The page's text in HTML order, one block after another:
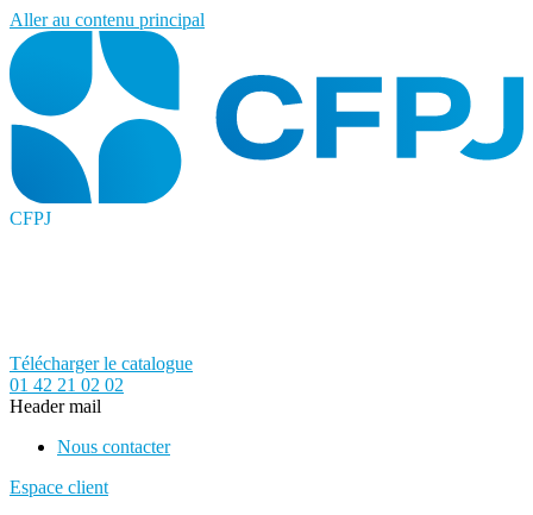
Aller au contenu principal
CFPJ
Télécharger le catalogue
01 42 21 02 02
Header mail
Nous contacter
Espace client